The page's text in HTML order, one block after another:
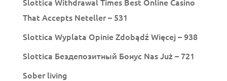
That Accepts Neteller – 531
Slottica Wyplata Opinie Zdobądź Więcej – 938
Slottica Бездепозитный Бонус Nas Już – 721
Sober living